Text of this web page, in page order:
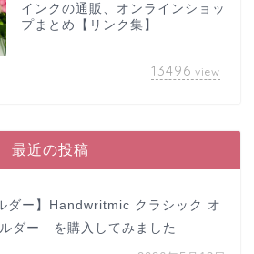
インクの通販、オンラインショッ
プまとめ【リンク集】
13496 view
最近の投稿
ダー】Handwritmic クラシック オ
ダー を購入してみました